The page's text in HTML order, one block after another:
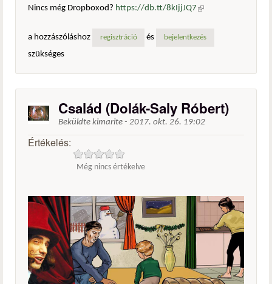
Nincs még Dropboxod? https://db.tt/8kIjjJQ7 (külső
a hozzászóláshoz
regisztráció és bejelentkezés
szükséges
Család (Dolák-Saly Róbert)
Beküldte kimarite - 2017. okt. 26. 19:02
Értékelés:
Még nincs értékelve